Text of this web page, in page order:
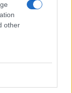
other
pocenitev
večji del države